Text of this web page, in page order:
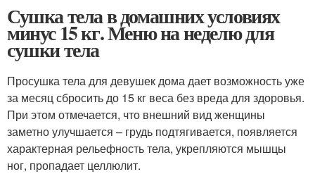
Сушка тела в домашних условиях
минус 15 кг. Меню на неделю для
сушки тела
Просушка тела для девушек дома дает возможность уже
за месяц сбросить до 15 кг веса без вреда для здоровья.
При этом отмечается, что внешний вид женщины
заметно улучшается – грудь подтягивается, появляется
характерная рельефность тела, укрепляются мышцы
ног, пропадает целлюлит.